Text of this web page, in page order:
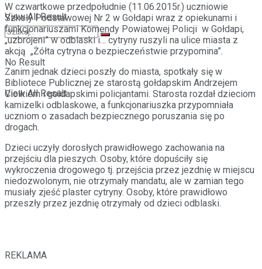
View All Result
No Result
View All Result
W czwartkowe przedpołudnie (11.06.2015r.) uczniowie
Szkoły Podstawowej Nr 2 w Gołdapi wraz z opiekunami i
funkcjonariuszami Komendy Powiatowej Policji w Gołdapi,
„uzbrojeni” w odblaski i… cytryny ruszyli na ulice miasta z
akcją „Żółta cytryna o bezpieczeństwie przypomina”.
Zanim jednak dzieci poszły do miasta, spotkały się w
Bibliotece Publicznej ze starostą gołdapskim Andrzejem
Ciołkiem i gołdapskimi policjantami. Starosta rozdał dzieciom
kamizelki odblaskowe, a funkcjonariuszka przypomniała
uczniom o zasadach bezpiecznego poruszania się po
drogach.
Dzieci uczyły dorosłych prawidłowego zachowania na
przejściu dla pieszych. Osoby, które dopuściły się
wykroczenia drogowego tj. przejścia przez jezdnię w miejscu
niedozwolonym, nie otrzymały mandatu, ale w zamian tego
musiały zjeść plaster cytryny. Osoby, które prawidłowo
przeszły przez jezdnię otrzymały od dzieci odblaski.
REKLAMA